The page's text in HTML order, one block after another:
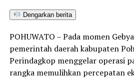
Dengarkan berita
POHUWATO – Pada momen
pemerintah daerah kabupaten
Perindagkop menggelar operasi
rangka memulihkan percepatan